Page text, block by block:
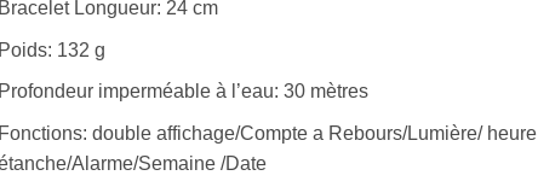
Longueur: 24 cm
132 g
imperméable à l’eau: 30 mètres
double affichage/Compte a Rebours/Lumière/
Alarme/Semaine /Date